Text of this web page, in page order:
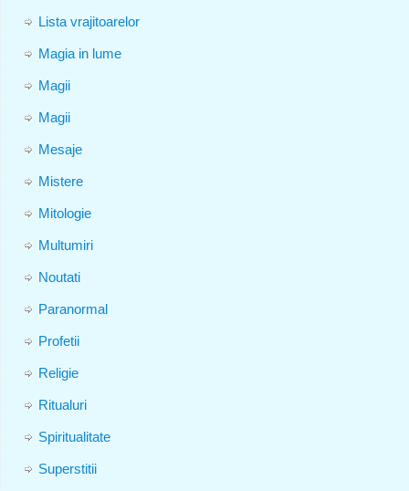
Lista vrajitoarelor
Magia in lume
Magii
Magii
Mesaje
Mistere
Mitologie
Multumiri
Noutati
Paranormal
Profetii
Religie
Ritualuri
Spiritualitate
Superstitii